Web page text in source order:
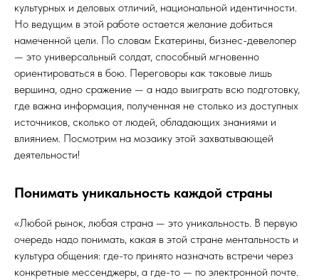
культурных и деловых отличий, национальной идентичности.
Но ведущим в этой работе остается желание добиться
намеченной цели. По словам Екатерины, бизнес-девелопер
— это универсальный солдат, способный мгновенно
ориентироваться в бою. Переговоры как таковые лишь
вершина, одно сражение — а надо выиграть всю подготовку,
где важна информация, полученная не столько из доступных
источников, сколько от людей, обладающих знаниями и
влиянием. Посмотрим на мозаику этой захватывающей
деятельности!
Понимать уникальность каждой страны
«Любой рынок, любая страна — это уникальность. В первую
очередь надо понимать, какая в этой стране ментальность и
культура общения: где-то принято назначать встречи через
конкретные мессенджеры, а где-то — по электронной почте.